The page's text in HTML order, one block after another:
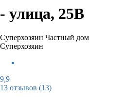
- улица, 25В
Суперхозяин Частный дом
Суперхозяин
9,9
13 отзывов (13)